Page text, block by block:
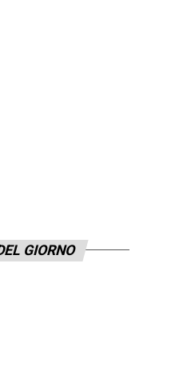
GIORNO